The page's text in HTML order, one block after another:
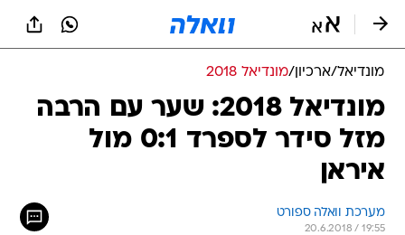
מונדיאל/ארכיון/מונדיאל 2018
מונדיאל 2018: שער עם הרבה
מזל סידר לספרד 0:1 מול
איראן
מערכת וואלה ספורט
20.6.2018 / 19:55